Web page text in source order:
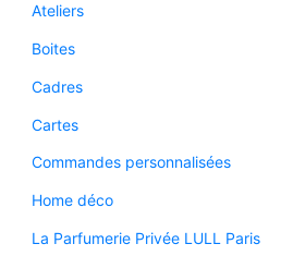
Ateliers
Boites
Cadres
Cartes
Commandes personnalisées
Home déco
La Parfumerie Privée LULL Paris